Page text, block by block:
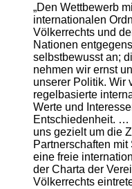
„Den Wettbewerb
internationalen
Völkerrechts und
Nationen
selbstbewusst an;
nehmen wir ernst
unserer Politik. Wir
regelbasierte
Werte und
Entschiedenheit. …
uns gezielt um die
Partnerschaften
eine freie
der Charta der
Völkerrechts